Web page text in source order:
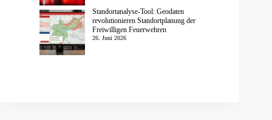
Standortanalyse-Tool: Geodaten
revolutionieren Standortplanung der
Freiwilligen Feuerwehren
26. Juni 2026